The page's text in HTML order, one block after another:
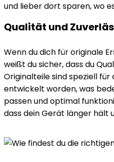
und lieber dort sparen, wo
Qualität und
Wenn du dich für originale
weißt du sicher, dass du
Originalteile sind speziell
entwickelt worden, was
passen und optimal
dass dein Gerät länger hält